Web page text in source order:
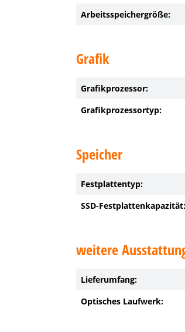
Arbeitsspeichergröße:
Grafik
Grafikprozessor:
Grafikprozessortyp:
Speicher
Festplattentyp:
SSD-Festplattenkapazität:
weitere
Lieferumfang:
Optisches Laufwerk: